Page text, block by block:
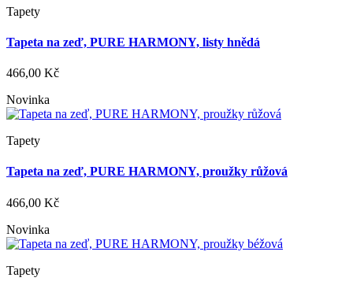
Tapety
Tapeta na zeď, PURE HARMONY, listy hnědá
466,00 Kč
Novinka
Tapety
Tapeta na zeď, PURE HARMONY, proužky růžová
466,00 Kč
Novinka
Tapety